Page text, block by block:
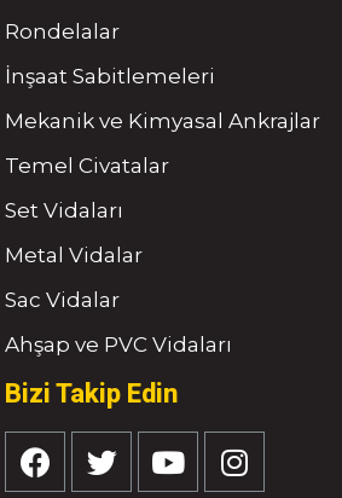
Rondelalar
İnşaat Sabitlemeleri
Mekanik ve Kimyasal Ankrajlar
Temel Civatalar
Set Vidaları
Metal Vidalar
Sac Vidalar
Ahşap ve PVC Vidaları
Bizi Takip Edin